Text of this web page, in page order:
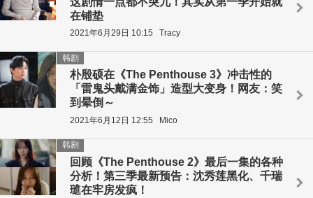
在铺垫
2021年6月29日 10:15 Tracy
朴殷硕在《The Penthouse 3》冲击性的
「雷鬼头戴满金饰」造型大变身！网友：笑
到晕倒～
韩剧
2021年6月12日 12:55 Mico
回顾《The Penthouse 2》最后一集的各种
分析！第三季最新预告：沈秀莲黑化、千瑞
璡在牢房发疯！
韩剧